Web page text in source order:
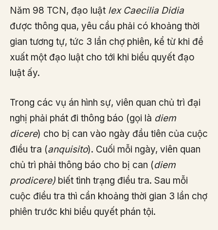
Năm 98 TCN, đạo luật lex Caecilia Didia
được thông qua, yêu cầu phải có khoảng thời
gian tương tự, tức 3 lần chợ phiên, kể từ khi đề
xuất một đạo luật cho tới khi biểu quyết đạo
luật ấy.
Trong các vụ án hình sự, viên quan chủ trì đại
nghị phải phát đi thông báo (gọi là diem
dicere) cho bị can vào ngày đầu tiên của cuộc
điều tra (anquisito). Cuối mỗi ngày, viên quan
chủ trì phải thông báo cho bị can (diem
prodicere) biết tình trạng điều tra. Sau mỗi
cuộc điều tra thì cần khoảng thời gian 3 lần chợ
phiên trước khi biểu quyết phán tội.